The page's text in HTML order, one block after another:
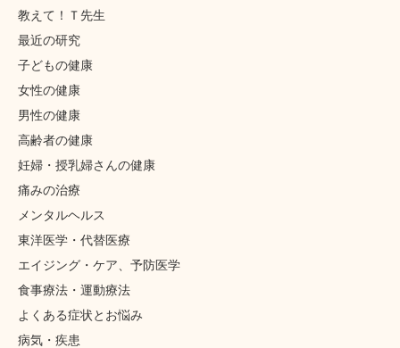
教えて！Ｔ先生
最近の研究
子どもの健康
女性の健康
男性の健康
高齢者の健康
妊婦・授乳婦さんの健康
痛みの治療
メンタルヘルス
東洋医学・代替医療
エイジング・ケア、予防医学
食事療法・運動療法
よくある症状とお悩み
病気・疾患